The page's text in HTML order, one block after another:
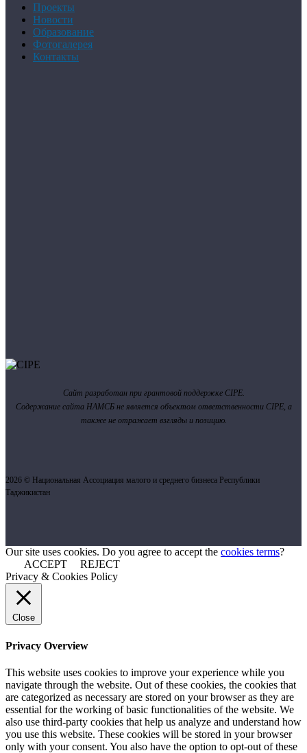
Проекты
Новости
Образование
Фотогалерея
Контакты
Сайт разработан при грантовой поддержке CIPE.
Содержание сайта НАМСБ не является объектом ответственности CIPE, а
также не отражает взгляды и позицию.
2026 © Национальная Ассоциация малого и среднего бизнеса Республики
Таджикистан
Our site uses cookies. Do you agree to accept the cookies terms?
ACCEPT
REJECT
Privacy & Cookies Policy
Close
Privacy Overview
This website uses cookies to improve your experience while you
navigate through the website. Out of these cookies, the cookies that
are categorized as necessary are stored on your browser as they are
essential for the working of basic functionalities of the website. We
also use third-party cookies that help us analyze and understand how
you use this website. These cookies will be stored in your browser
only with your consent. You also have the option to opt-out of these